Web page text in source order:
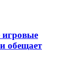
игровые
обещает